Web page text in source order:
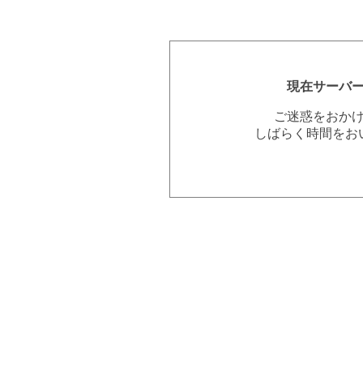
現在サーバ
ご迷惑をおか
しばらく時間を